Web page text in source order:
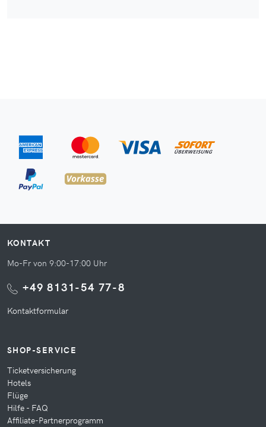
KONTAKT
Mo-Fr von 9:00-17:00 Uhr
+49 8131-54 77-8
Kontaktformular
SHOP-SERVICE
Ticketversicherung
Hotels
Flüge
Hilfe - FAQ
Affiliate-Partnerprogramm